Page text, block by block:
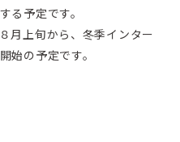
る予定です。
月上旬から、冬季インター
始の予定です。